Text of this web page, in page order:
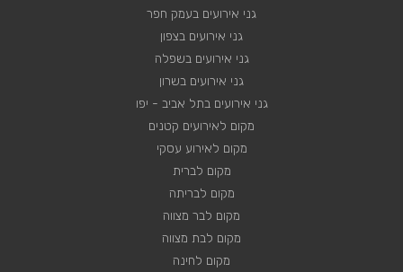
גני אירועים בעמק חפר
גני אירועים בצפון
גני אירועים בשפלה
גני אירועים בשרון
גני אירועים בתל אביב - יפו
מקום לאירועים קטנים
מקום לאירוע עסקי
מקום לברית
מקום לבריתה
מקום לבר מצווה
מקום לבת מצווה
מקום לחינה